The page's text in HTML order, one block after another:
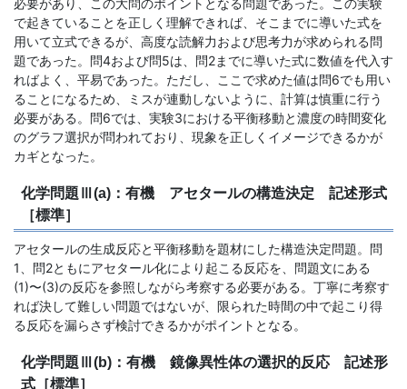
で起きていることを正しく理解できれば、そこまでに導いた式を
用いて立式できるが、高度な読解力および思考力が求められる問
題であった。問4および問5は、問2までに導いた式に数値を代入す
ればよく、平易であった。ただし、ここで求めた値は問6でも用い
ることになるため、ミスが連動しないように、計算は慎重に行う
必要がある。問6では、実験3における平衡移動と濃度の時間変化
のグラフ選択が問われており、現象を正しくイメージできるかが
カギとなった。
化学問題Ⅲ(a)：有機 アセタールの構造決定 記述形式
［標準］
アセタールの生成反応と平衡移動を題材にした構造決定問題。問
1、問2ともにアセタール化により起こる反応を、問題文にある
(1)〜(3)の反応を参照しながら考察する必要がある。丁寧に考察す
れば決して難しい問題ではないが、限られた時間の中で起こり得
る反応を漏らさず検討できるかがポイントとなる。
化学問題Ⅲ(b)：有機 鏡像異性体の選択的反応 記述形
式［標準］